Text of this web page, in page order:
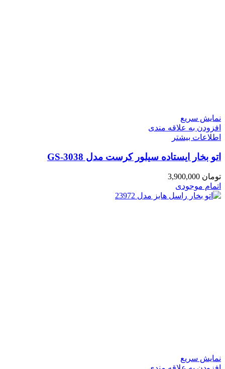
نمایش سریع
افزودن به علاقه مندی
اطلاعات بیشتر
اتو بخار ایستاده سیلور کرست مدل GS-3038
تومان
اتمام موجودی
نمایش سریع